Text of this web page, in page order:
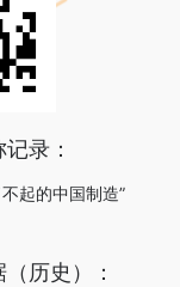
录：
起的中国制造”
历史）：